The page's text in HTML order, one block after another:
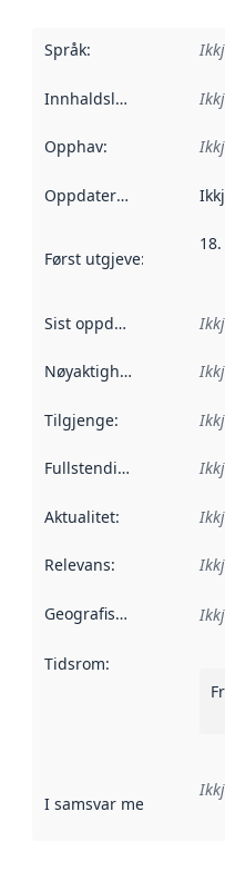
Språk:
Innhaldsleverandørar :
Opphav:
Oppdateringsfrekvens :
Først utgjeve:
Sist oppdatert
Nøyaktigheit
Tilgjenge:
Fullstendigheit
Aktualitet:
Relevans:
Geografisk område
Tidsrom:
I samsvar med